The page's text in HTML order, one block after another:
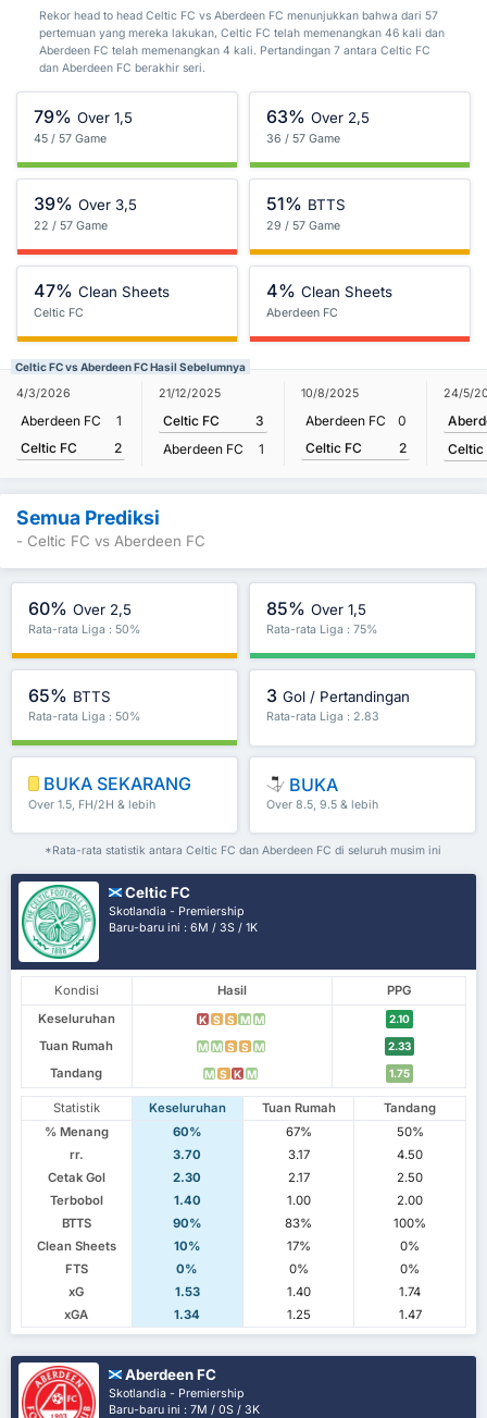
Rekor head to head Celtic FC vs Aberdeen FC menunjukkan bahwa dari 57
pertemuan yang mereka lakukan, Celtic FC telah memenangkan 46 kali dan
Aberdeen FC telah memenangkan 4 kali. Pertandingan 7 antara Celtic FC
dan Aberdeen FC berakhir seri.
79% Over 1,5
45 / 57 Game
63% Over 2,5
36 / 57 Game
39% Over 3,5
22 / 57 Game
51% BTTS
29 / 57 Game
47% Clean Sheets
Celtic FC
4% Clean Sheets
Aberdeen FC
Celtic FC vs Aberdeen FC Hasil Sebelumnya
4/3/2026
Aberdeen FC
1
Celtic FC
2
21/12/2025
Celtic FC
3
Aberdeen FC
1
10/8/2025
Aberdeen FC
0
Celtic FC
2
24/5/
Celtic
Semua Prediksi
- Celtic FC vs Aberdeen FC
60% Over 2,5
Rata-rata Liga : 50%
85% Over 1,5
Rata-rata Liga : 75%
65% BTTS
Rata-rata Liga : 50%
3 Gol / Pertandingan
Rata-rata Liga : 2.83
BUKA SEKARANG
Over 1.5, FH/2H & lebih
BUKA
Over 8.5, 9.5 & lebih
*Rata-rata statistik antara Celtic FC dan Aberdeen FC di seluruh musim ini
Celtic FC
Skotlandia - Premiership
Baru-baru ini : 6M / 3S / 1K
Kondisi Hasil
PPG
Keseluruhan
K S S M M 2.10
Tuan Rumah M M S S M 2.33
Tandang M S K M 1.75
Statistik Keseluruhan Tuan Rumah
Tandang
% Menang
60% 67%
50%
rr.
3.70 3.17
4.50
Cetak Gol
2.30 2.17
2.50
Terbobol
1.40 1.00
2.00
BTTS
90% 83%
100%
Clean Sheets
10% 17%
0%
FTS
0% 0%
0%
xG
1.53 1.40
1.74
xGA
1.34 1.25 1.47
Aberdeen FC
Skotlandia - Premiership
Baru-baru ini : 7M / 0S / 3K